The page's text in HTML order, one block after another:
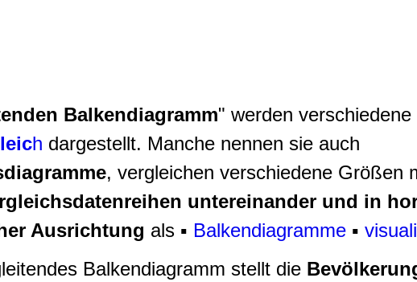
Balkendiagramm" werden
h dargestellt. Manche nennen sie auch
, vergleichen verschiedene Größen
untereinander und in
Ausrichtung als ▪ Balkendiagramme ▪
Balkendiagramm stellt die